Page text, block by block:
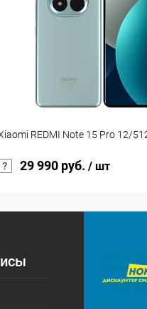
REDMI Note 15 Pro 12/
29 990 руб. / шт